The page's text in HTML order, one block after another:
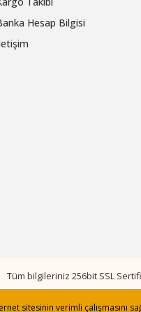
sitesinin verimli çalışmasını
Hesap Bilgisi
Tüm bilgileriniz 256bit SSL